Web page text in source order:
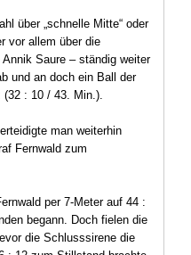
über „schnelle Mitte“ oder
vor allem über die
Saure – ständig weiter
und an doch ein Ball der
: 10 / 43. Min.).
man weiterhin
Fernwald zum
per 7-Meter auf 44 :
begann. Doch fielen die
die Schlusssirene die